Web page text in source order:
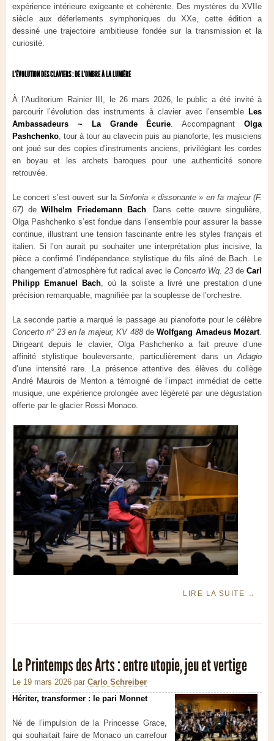
expérience intérieure exigeante et cohérente. Des mystères du XVIIe
siècle aux déferlements symphoniques du XXe, cette édition a
dessiné une trajectoire ambitieuse fondée sur la transmission et la
curiosité.
L’ÉVOLUTION DES CLAVIERS : DE L’OMBRE À LA LUMIÈRE
À l’Auditorium Rainier III, le 26 mars 2026, le public a été invité à
parcourir l’évolution des instruments à clavier avec l’ensemble Les
Ambassadeurs ~ La Grande Écurie. AccompagnantOlga
Pashchenko, tour à tour au clavecin puis au pianoforte, les musiciens
ont joué sur des copies d’instruments anciens, privilégiant les cordes
en boyau et les archets baroques pour une authenticité sonore
retrouvée.
Le concert s’est ouvert sur laSinfonia « dissonante » en fa majeur (F.
67) deWilhelm Friedemann Bach. Dans cette œuvre singulière,
Olga Pashchenko s’est fondue dans l’ensemble pour assurer la basse
continue, illustrant une tension fascinante entre les styles français et
italien. Si l’on aurait pu souhaiter une interprétation plus incisive, la
pièce a confirmé l’indépendance stylistique du fils aîné de Bach. Le
changement d’atmosphère fut radical avec le Concerto Wq. 23 de Carl
Philipp Emanuel Bach, où la soliste a livré une prestation d’une
précision remarquable, magnifiée par la souplesse de l’orchestre.
La seconde partie a marqué le passage au pianoforte pour le célèbre
Concerto n° 23 en la majeur, KV 488deWolfgang Amadeus Mozart.
Dirigeant depuis le clavier, Olga Pashchenko a fait preuve d’une
affinité stylistique bouleversante, particulièrement dans unAdagio
d’une intensité rare. La présence attentive des élèves du collège
André Maurois de Menton a témoigné de l’impact immédiat de cette
musique, une expérience prolongée avec légèreté par une dégustation
offerte par le glacier Rossi Monaco.
LIRE LA SUITE →
Le Printemps des Arts : entre utopie, jeu et vertige
Le 19 mars 2026 par Carlo Schreiber
Hériter, transformer : le pari Monnet
Né de l’impulsion de la Princesse Grace,
qui souhaitait faire de Monaco un carrefour